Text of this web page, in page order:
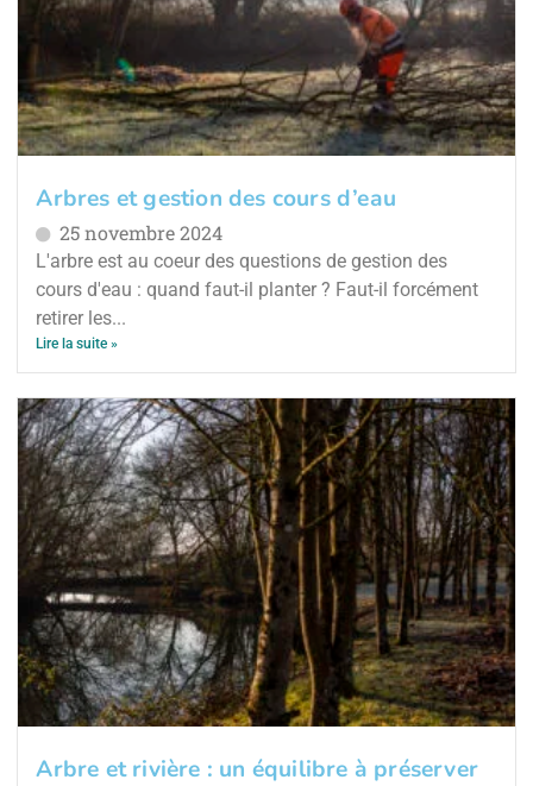
Arbres et gestion des cours d’eau
25 novembre 2024
L'arbre est au coeur des questions de gestion des
cours d'eau : quand faut-il planter ? Faut-il forcément
retirer les...
Lire la suite »
Arbre et rivière : un équilibre à préserver